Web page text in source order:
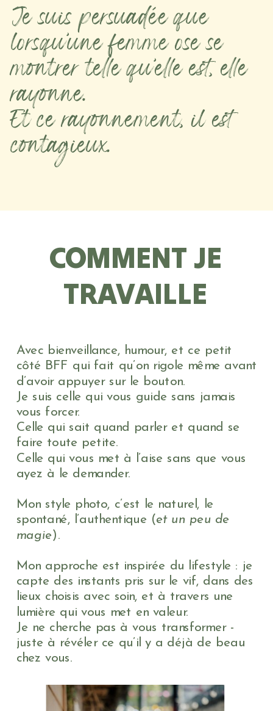
Je suis persuadée que
lorsqu’une femme ose se
montrer telle qu’elle est, elle
rayonne.
Et ce rayonnement, il est
contagieux.
COMMENT JE
TRAVAILLE
Avec bienveillance, humour, et ce petit
côté BFF qui fait qu’on rigole même avant
d’avoir appuyer sur le bouton.
Je suis celle qui vous guide sans jamais
vous forcer.
Celle qui sait quand parler et quand se
faire toute petite.
Celle qui vous met à l’aise sans que vous
ayez à le demander.
Mon style photo, c’est le naturel, le
spontané, l’authentique (et un peu de
magie).
Mon approche est inspirée du lifestyle : je
capte des instants pris sur le vif, dans des
lieux choisis avec soin, et à travers une
lumière qui vous met en valeur.
Je ne cherche pas à vous transformer -
juste à révéler ce qu’il y a déjà de beau
chez vous.